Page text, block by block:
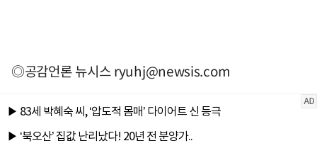
◎공감언론 뉴시스ryuhj@newsis.com